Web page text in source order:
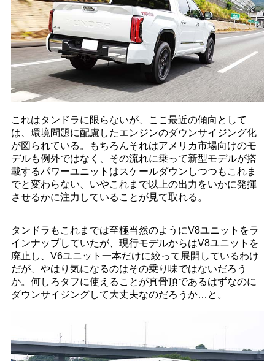
これはタンドラに限らないが、ここ最近の傾向として
は、環境問題に配慮したエンジンのダウンサイジング化
が図られている。もちろんそれはアメリカ市場向けのモ
デルも例外ではなく、その流れに乗って新型モデルが搭
載するパワーユニットはスケールダウンしつつもこれま
でと変わらない、いやこれまで以上の出力をいかに発揮
させるかに注力していることが見て取れる。
タンドラもこれまでは至極当然のようにV8ユニットをラ
インナップしていたが、現行モデルからはV8ユニットを
廃止し、V6ユニット一本だけに絞って展開しているわけ
だが、やはり気になるのはその乗り味ではないだろう
か。何しろタフに使えることが真骨頂であるはずなのに
ダウンサイジングして大丈夫なのだろうか…と。